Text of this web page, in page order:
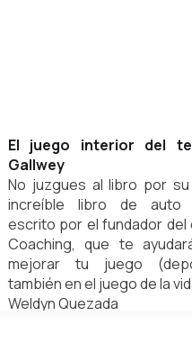
El juego interior del
Gallwey
No juzgues al libro por
increíble libro de auto
escrito por el fundador
Coaching, que te
mejorar tu juego
también en el juego de la
Weldyn Quezada